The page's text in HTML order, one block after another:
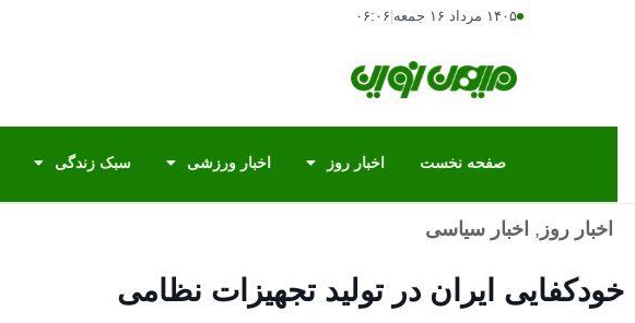
۱۴۰۵ مرداد ۱۶ جمعه ۰۶:۰۶
صفحه نخست اخبار روز اخبار ورزشی سبک زندگی
اخبار روز , اخبار سیاسی
خودکفایی ایران در تولید تجهیزات نظامی